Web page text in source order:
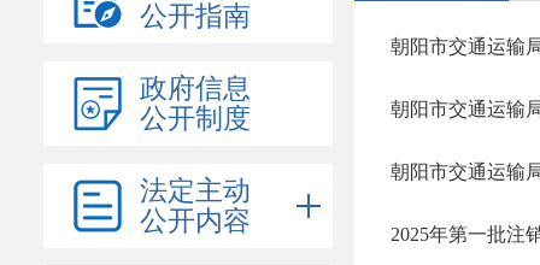
公开指南
政府信息
公开制度
法定主动
公开内容
朝阳市交通运输
朝阳市交通运输
朝阳市交通运输
2025年第一批注